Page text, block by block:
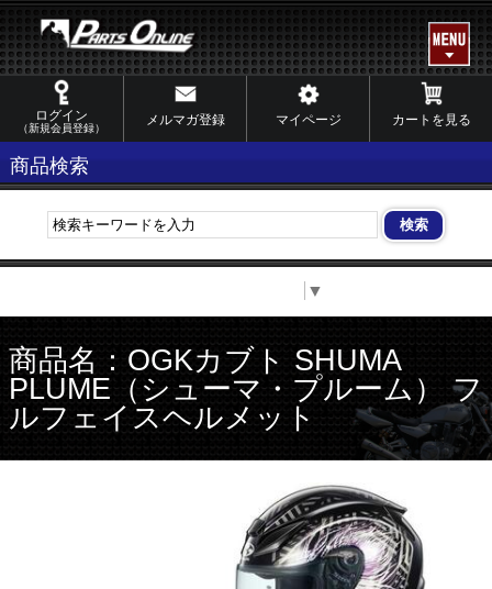
ログイン
（新規会員登録）
メルマガ登録 マイページ カートを見る
商品検索
▼
商品名：OGKカブト SHUMA
PLUME（シューマ・プルーム） フ
ルフェイスヘルメット